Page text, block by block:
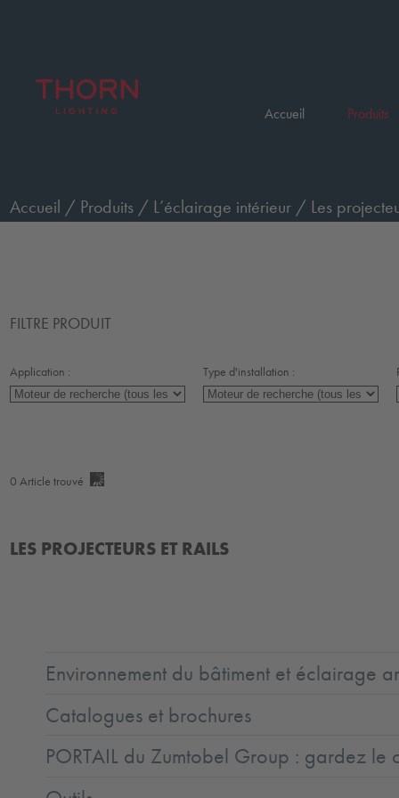
Accueil Produits
Accueil / Produits / L’éclairage intérieur / Les
FILTRE PRODUIT
Application : Type d'installation :
0 Article trouvé
LES PROJECTEURS ET RAILS
Environnement du bâtiment et éclairage
Catalogues et brochures
PORTAIL du Zumtobel Group : gardez le